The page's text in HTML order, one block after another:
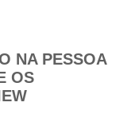
NA PESSOA
OS